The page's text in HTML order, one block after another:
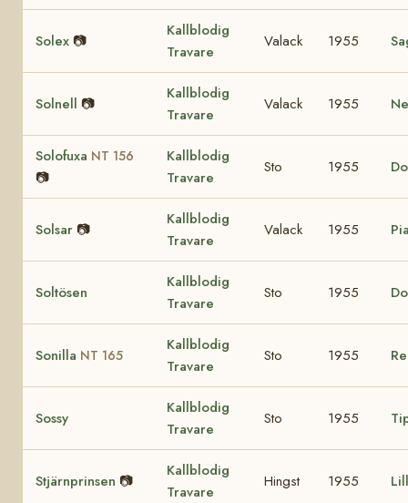
Solex 📷
Kallblodig
Travare
Valack 1955
Solnell 📷
Kallblodig
Travare
Valack 1955
Solofuxa NT 156
📷
Kallblodig
Travare
Sto 1955
Solsar 📷
Kallblodig
Travare
Valack 1955
Soltösen
Kallblodig
Travare
Sto 1955
Sonilla NT 165
Kallblodig
Travare
Sto 1955
Sossy
Kallblodig
Travare
Sto 1955
Stjärnprinsen 📷
Kallblodig
Travare
Hingst 1955